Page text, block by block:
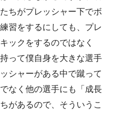
ちがプレッシャー下でボ
習をするにしても、プレ
ックをするのではなく
って僕自身を大きな選手
シャーがある中で蹴って
なく他の選手にも「成長
があるので、そういうこ